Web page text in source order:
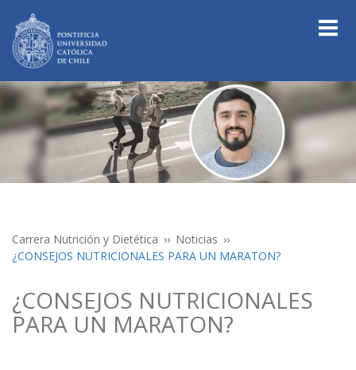
Carrera Nutrición y Dietética
Noticias
¿CONSEJOS NUTRICIONALES PARA UN MARATON?
¿CONSEJOS NUTRICIONALES
PARA UN MARATON?